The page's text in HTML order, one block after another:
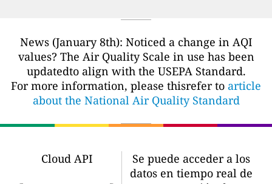
News (January 8th): Noticed a change in AQI
values? The Air Quality Scale in use has been
updatedto align with the USEPA Standard.
For more information, please thisrefer to article
about the National Air Quality Standard
Cloud API
Se puede acceder a los
datos en tiempo real de